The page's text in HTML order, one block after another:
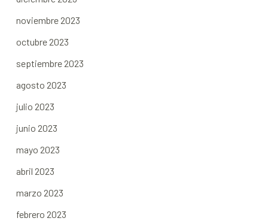
noviembre 2023
octubre 2023
septiembre 2023
agosto 2023
julio 2023
junio 2023
mayo 2023
abril 2023
marzo 2023
febrero 2023